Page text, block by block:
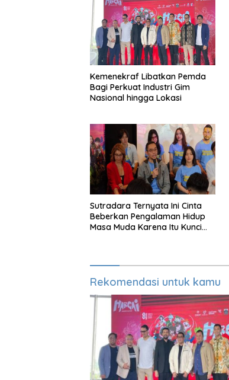
Kemenekraf Libatkan Pemda
Bagi Perkuat Industri Gim
Nasional hingga Lokasi
Sutradara Ternyata Ini Cinta
Beberkan Pengalaman Hidup
Masa Muda Karena Itu Kunci
Rekomendasi untuk kamu